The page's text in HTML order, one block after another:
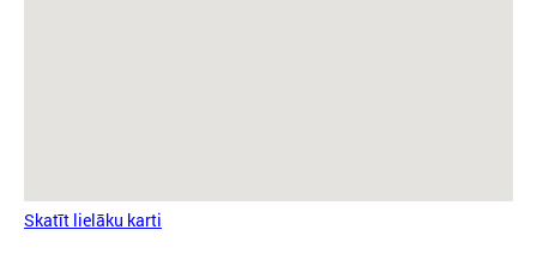
Skatīt lielāku karti